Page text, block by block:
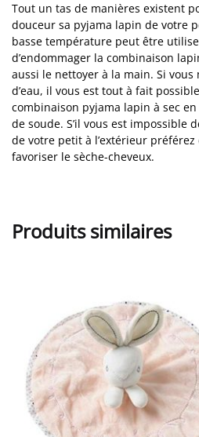
Tout un tas de manières existent
douceur sa pyjama lapin de votre
basse température peut être
d’endommager la combinaison
aussi le nettoyer à la main. Si
d’eau, il vous est tout à fait
combinaison pyjama lapin à sec
de soude. S’il vous est impossible
de votre petit à l’extérieur
favoriser le sèche-cheveux.
Produits similaires